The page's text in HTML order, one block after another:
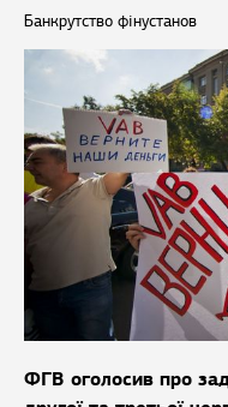
Банкрутство фінустанов
ФГВ оголосив про